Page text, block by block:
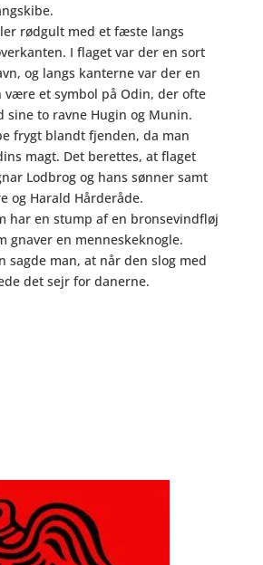
rødgult med et fæste langs
I flaget var der en sort
og langs kanterne var der en
være et symbol på Odin, der ofte
sine to ravne Hugin og Munin.
frygt blandt fjenden, da man
magt. Det berettes, at flaget
Lodbrog og hans sønner samt
og Harald Hårderåde.
har en stump af en bronsevindfløj
gnaver en menneskeknogle.
sagde man, at når den slog med
det sejr for danerne.